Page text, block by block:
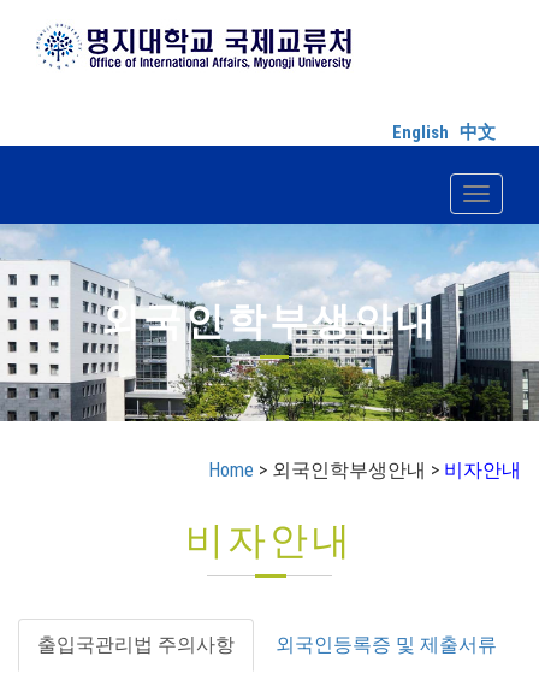
English 中文
Toggle
외국인학부생안내
Home > 외국인학부생안내 > 비자안내
비자안내
출입국관리법 주의사항 외국인등록증 및 제출서류